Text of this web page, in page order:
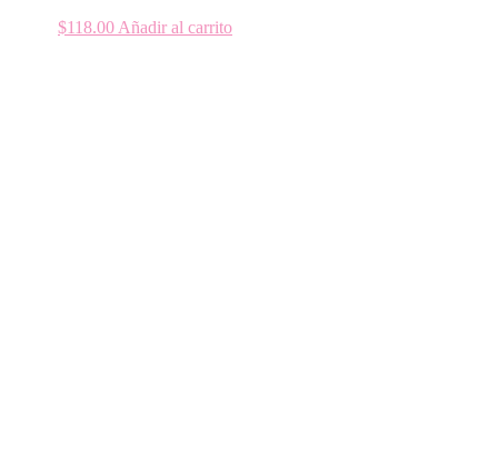
$118.00 Añadir al carrito